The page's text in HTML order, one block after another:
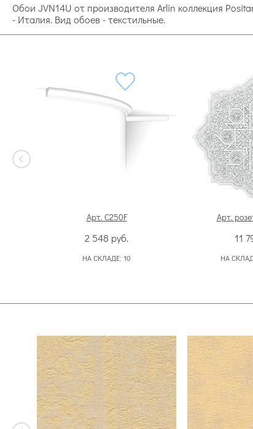
Обои JVN14U от производителя Arlin коллекция
- Италия. Вид обоев - текстильные.
Арт. C250F
2 548 руб.
НА СКЛАДЕ: 10
Арт.
11
НА